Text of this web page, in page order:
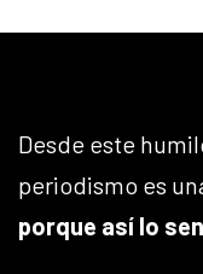
Desde este
periodismo es
porque así lo